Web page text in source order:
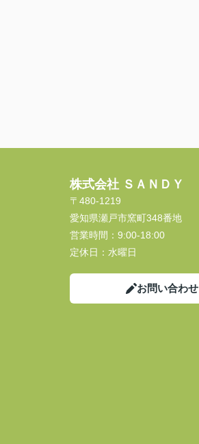
株式会社 ＳＡＮＤＹ
〒480-1219
愛知県瀬戸市窯町348番地
営業時間： 9:00-18:00
定休日： 水曜日
お問い合わせ